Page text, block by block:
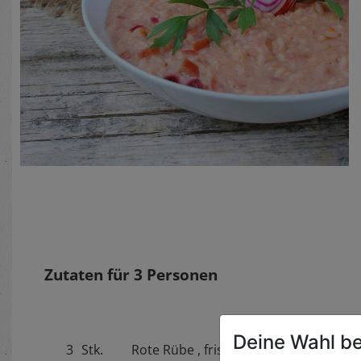
Zutaten für 3 Personen
3 Stk.
Rote Rübe , frischDeine Wahl